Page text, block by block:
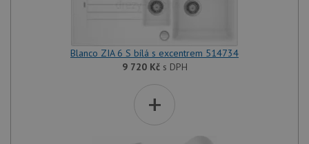
Blanco ZIA 6 S bílá s excentrem 514734
9 720 Kčs DPH
+